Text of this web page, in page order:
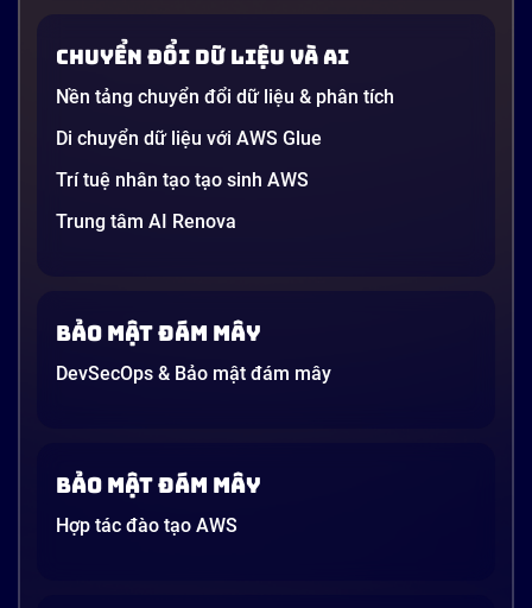
2 phút
Chuyển đổi dữ liệu và AI
Nền tảng chuyển đổi dữ liệu & phân tích
Di chuyển dữ liệu với AWS Glue
Trí tuệ nhân tạo tạo sinh AWS
Trung tâm AI Renova
Bảo mật đám mây
DevSecOps & Bảo mật đám mây
Bảo mật đám mây
Hợp tác đào tạo AWS